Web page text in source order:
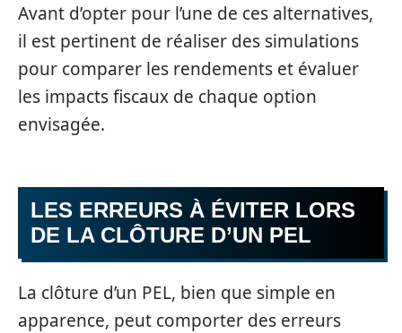
Avant d’opter pour l’une de ces alternatives,
il est pertinent de réaliser des simulations
pour comparer les rendements et évaluer
les impacts fiscaux de chaque option
envisagée.
LES ERREURS À ÉVITER LORS
DE LA CLÔTURE D’UN PEL
La clôture d’un PEL, bien que simple en
apparence, peut comporter des erreurs